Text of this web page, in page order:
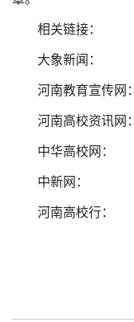
相关链接：
大象新闻：
河南教育宣传网：
河南高校资讯网：
中华高校网：
中新网：
河南高校行：